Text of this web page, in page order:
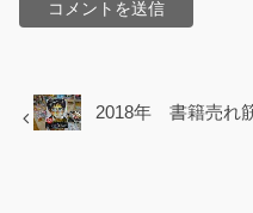
2018年 書籍売れ